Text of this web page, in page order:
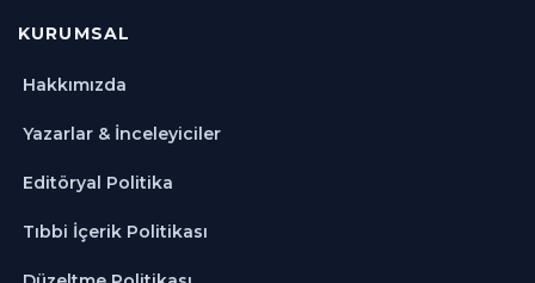
KURUMSAL
Hakkımızda
Yazarlar & İnceleyiciler
Editöryal Politika
Tıbbi İçerik Politikası